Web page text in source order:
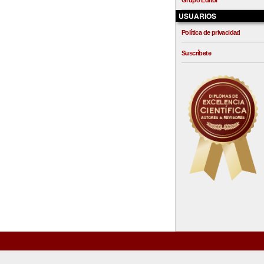
USUARIOS
Política de privacidad
Suscríbete